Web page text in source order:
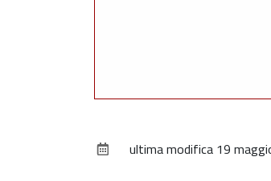
ultima modifica 19